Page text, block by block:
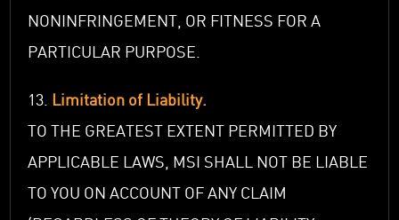
NONINFRINGEMENT, OR FITNESS FOR A
PARTICULAR PURPOSE.
13. Limitation of Liability.
TO THE GREATEST EXTENT PERMITTED BY
APPLICABLE LAWS, MSI SHALL NOT BE LIABLE
TO YOU ON ACCOUNT OF ANY CLAIM